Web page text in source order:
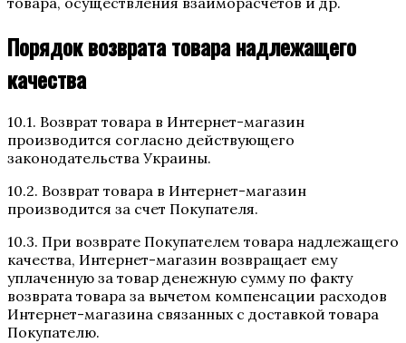
Порядок возврата товара надлежащего
качества
10.1. Возврат товара в Интернет-магазин
производится согласно действующего
законодательства Украины.
10.2. Возврат товара в Интернет-магазин
производится за счет Покупателя.
10.3. При возврате Покупателем товара надлежащего
качества, Интернет-магазин возвращает ему
уплаченную за товар денежную сумму по факту
возврата товара за вычетом компенсации расходов
Интернет-магазина связанных с доставкой товара
Покупателю.